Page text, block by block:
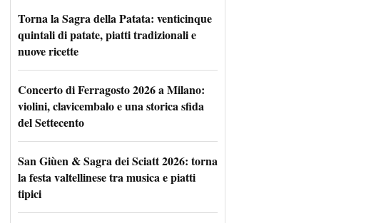
Torna la Sagra della Patata: venticinque
quintali di patate, piatti tradizionali e
nuove ricette
Concerto di Ferragosto 2026 a Milano:
violini, clavicembalo e una storica sfida
del Settecento
San Giùen & Sagra dei Sciatt 2026: torna
la festa valtellinese tra musica e piatti
tipici